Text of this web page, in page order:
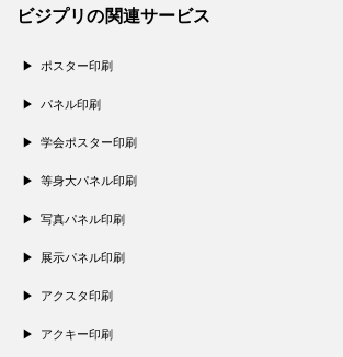
ビジプリの関連サービス
ポスター印刷
パネル印刷
学会ポスター印刷
等身大パネル印刷
写真パネル印刷
展示パネル印刷
アクスタ印刷
アクキー印刷